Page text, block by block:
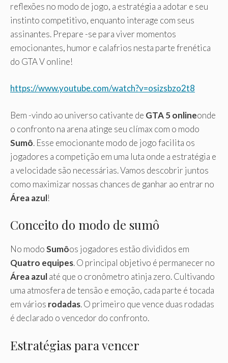
reflexões no modo de jogo, a estratégia a adotar e seu
instinto competitivo, enquanto interage com seus
assinantes. Prepare -se para viver momentos
emocionantes, humor e calafrios nesta parte frenética
do GTA V online!
https://www.youtube.com/watch?v=osizsbzo2t8
Bem -vindo ao universo cativante de GTA 5 onlineonde
o confronto na arena atinge seu clímax com o modo
Sumô. Esse emocionante modo de jogo facilita os
jogadores a competição em uma luta onde a estratégia e
a velocidade são necessárias. Vamos descobrir juntos
como maximizar nossas chances de ganhar ao entrar no
Área azul!
Conceito do modo de sumô
No modoSumôos jogadores estão divididos em
Quatro equipes. O principal objetivo é permanecer no
Área azulaté que o cronômetro atinja zero. Cultivando
uma atmosfera de tensão e emoção, cada parte é tocada
em vários rodadas. O primeiro que vence duas rodadas
é declarado o vencedor do confronto.
Estratégias para vencer